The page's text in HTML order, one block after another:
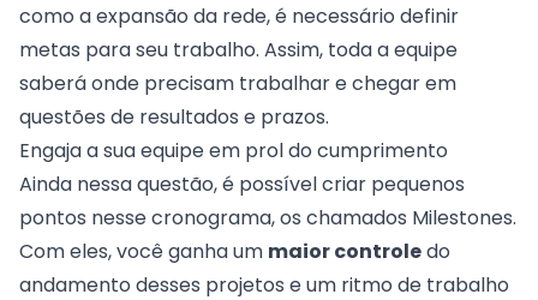
como aexpansão da rede, é necessário definir
metas para seu trabalho. Assim, toda a equipe
saberá onde precisam trabalhar e chegar em
questões de resultados e prazos.
Engaja a sua equipe em prol do cumprimento
Ainda nessa questão, é possível criar pequenos
pontos nesse cronograma, os chamados Milestones.
Com eles, você ganha um maior controledo
andamento desses projetos e um ritmo de trabalho